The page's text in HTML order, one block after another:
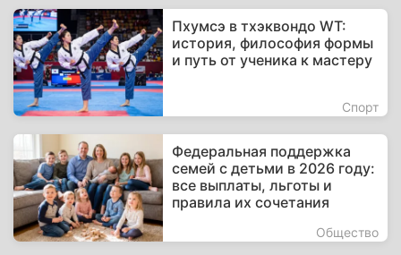
Пхумсэ в тхэквондо WT:
история, философия формы
и путь от ученика к мастеру
Спорт
Федеральная поддержка
семей с детьми в 2026 году:
все выплаты, льготы и
правила их сочетания
Общество